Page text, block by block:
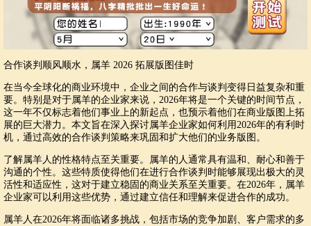
合作谈判顺风顺水，属羊 2026 拓展版图佳时
在当今全球化的商业环境中，企业之间的合作与谈判变得日益复杂和重
要。特别是对于属羊的企业家来说，2026年将是一个关键的时间节点，
这一年不仅标志着他们事业上的新起点，也预示着他们在商业版图上拓
展的巨大潜力。本文旨在深入探讨属羊企业家如何利用2026年的有利时
机，通过高效的合作谈判策略来巩固和扩大他们的业务版图。
了解属羊人的性格特点至关重要。属羊的人通常具有温和、耐心和善于
沟通的个性。这些特质使得他们在进行合作谈判时能够展现出极大的灵
活性和适应性，这对于建立稳固的商业关系至关重要。在2026年，属羊
企业家可以利用这些优势，通过建立信任和理解来促进合作的成功。
属羊人在2026年将面临诸多挑战，包括市场的竞争加剧、客户需求的多